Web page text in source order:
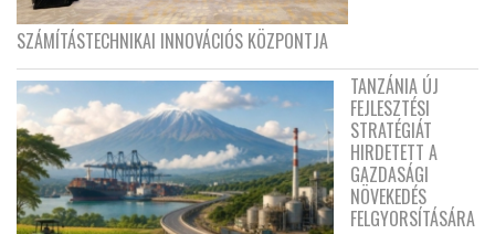
SZÁMÍTÁSTECHNIKAI INNOVÁCIÓS KÖZPONTJA
TANZÁNIA ÚJ
FEJLESZTÉSI
STRATÉGIÁT
HIRDETETT A
GAZDASÁGI
NÖVEKEDÉS
FELGYORSÍTÁSÁRA